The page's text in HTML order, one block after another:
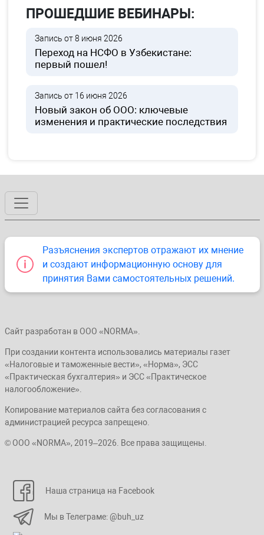
ПРОШЕДШИЕ ВЕБИНАРЫ:
Запись от 8 июня 2026
Переход на НСФО в Узбекистане:
первый пошел!
Запись от 16 июня 2026
Новый закон об ООО: ключевые
изменения и практические последствия
Разъяснения экспертов отражают их мнение
и создают информационную основу для
принятия Вами самостоятельных решений.
Сайт разработан в ООО «NORMA».
При создании контента использовались материалы газет
«Налоговые и таможенные вести», «Норма», ЭСС
«Практическая бухгалтерия» и ЭСС «Практическое
налогообложение».
Копирование материалов сайта без согласования с
администрацией ресурса запрещено.
© ООО «NORMA», 2019–2026. Все права защищены.
Наша страница на Facebook
Мы в Телеграме: @buh_uz